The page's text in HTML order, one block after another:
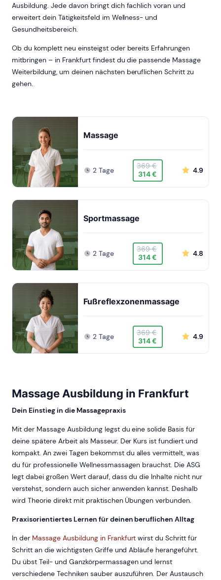
Ausbildung. Jede davon bringt dich fachlich voran und
erweitert dein Tätigkeitsfeld im Wellness- und
Gesundheitsbereich.
Ob du komplett neu einsteigst oder bereits Erfahrungen
mitbringen – in Frankfurt findest du die passende Massage
Weiterbildung, um deinen nächsten beruflichen Schritt zu
gehen.
Massage
2 Tage
369 €
314 €
4.9
Sportmassage
2 Tage
369 €
314 €
4.8
Fußreflexzonenmassage
2 Tage
369 €
314 €
4.9
Massage Ausbildung in Frankfurt
Dein Einstieg in die Massagepraxis
Mit der Massage Ausbildung legst du eine solide Basis für
deine spätere Arbeit als Masseur. Der Kurs ist fundiert und
kompakt. An zwei Tagen bekommst du alles vermittelt, was
du für professionelle Wellnessmassagen brauchst. Die ASG
legt dabei großen Wert darauf, dass du die Inhalte nicht nur
verstehst, sondern auch sicher anwenden kannst. Deshalb
wird Theorie direkt mit praktischen Übungen verbunden.
Praxisorientiertes Lernen für deinen beruflichen Alltag
In der Massage Ausbildung in Frankfurt wirst du Schritt für
Schritt an die wichtigsten Griffe und Abläufe herangeführt.
Du übst Teil- und Ganzkörpermassagen und lernst
verschiedene Techniken sauber auszuführen. Der Austausch